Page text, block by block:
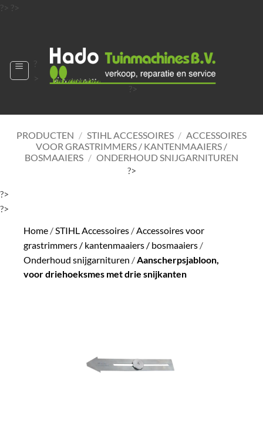
?> ?>
?>
?
PRODUCTEN / STIHL ACCESSOIRES / ACCESSOIRES
VOOR GRASTRIMMERS / KANTENMAAIERS /
BOSMAAIERS / ONDERHOUD SNIJGARNITUREN
?>
?>
?>
Home /STIHL Accessoires /Accessoires voor
grastrimmers / kantenmaaiers / bosmaaiers /
Onderhoud snijgarnituren /Aanscherpsjabloon,
voor driehoeksmes met drie snijkanten